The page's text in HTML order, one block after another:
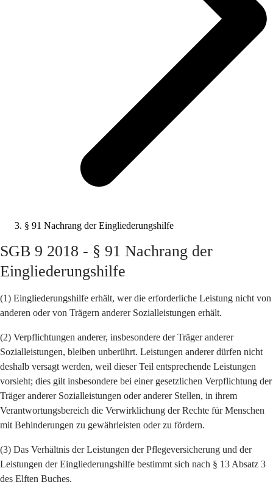
§ 91 Nachrang der Eingliederungshilfe
SGB 9 2018 - § 91 Nachrang der
Eingliederungshilfe
(1) Eingliederungshilfe erhält, wer die erforderliche Leistung nicht von
anderen oder von Trägern anderer Sozialleistungen erhält.
(2) Verpflichtungen anderer, insbesondere der Träger anderer
Sozialleistungen, bleiben unberührt. Leistungen anderer dürfen nicht
deshalb versagt werden, weil dieser Teil entsprechende Leistungen
vorsieht; dies gilt insbesondere bei einer gesetzlichen Verpflichtung der
Träger anderer Sozialleistungen oder anderer Stellen, in ihrem
Verantwortungsbereich die Verwirklichung der Rechte für Menschen
mit Behinderungen zu gewährleisten oder zu fördern.
(3) Das Verhältnis der Leistungen der Pflegeversicherung und der
Leistungen der Eingliederungshilfe bestimmt sich nach § 13 Absatz 3
des Elften Buches.